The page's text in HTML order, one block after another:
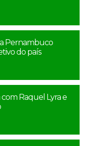
Pernambuco
do país
Raquel Lyra e